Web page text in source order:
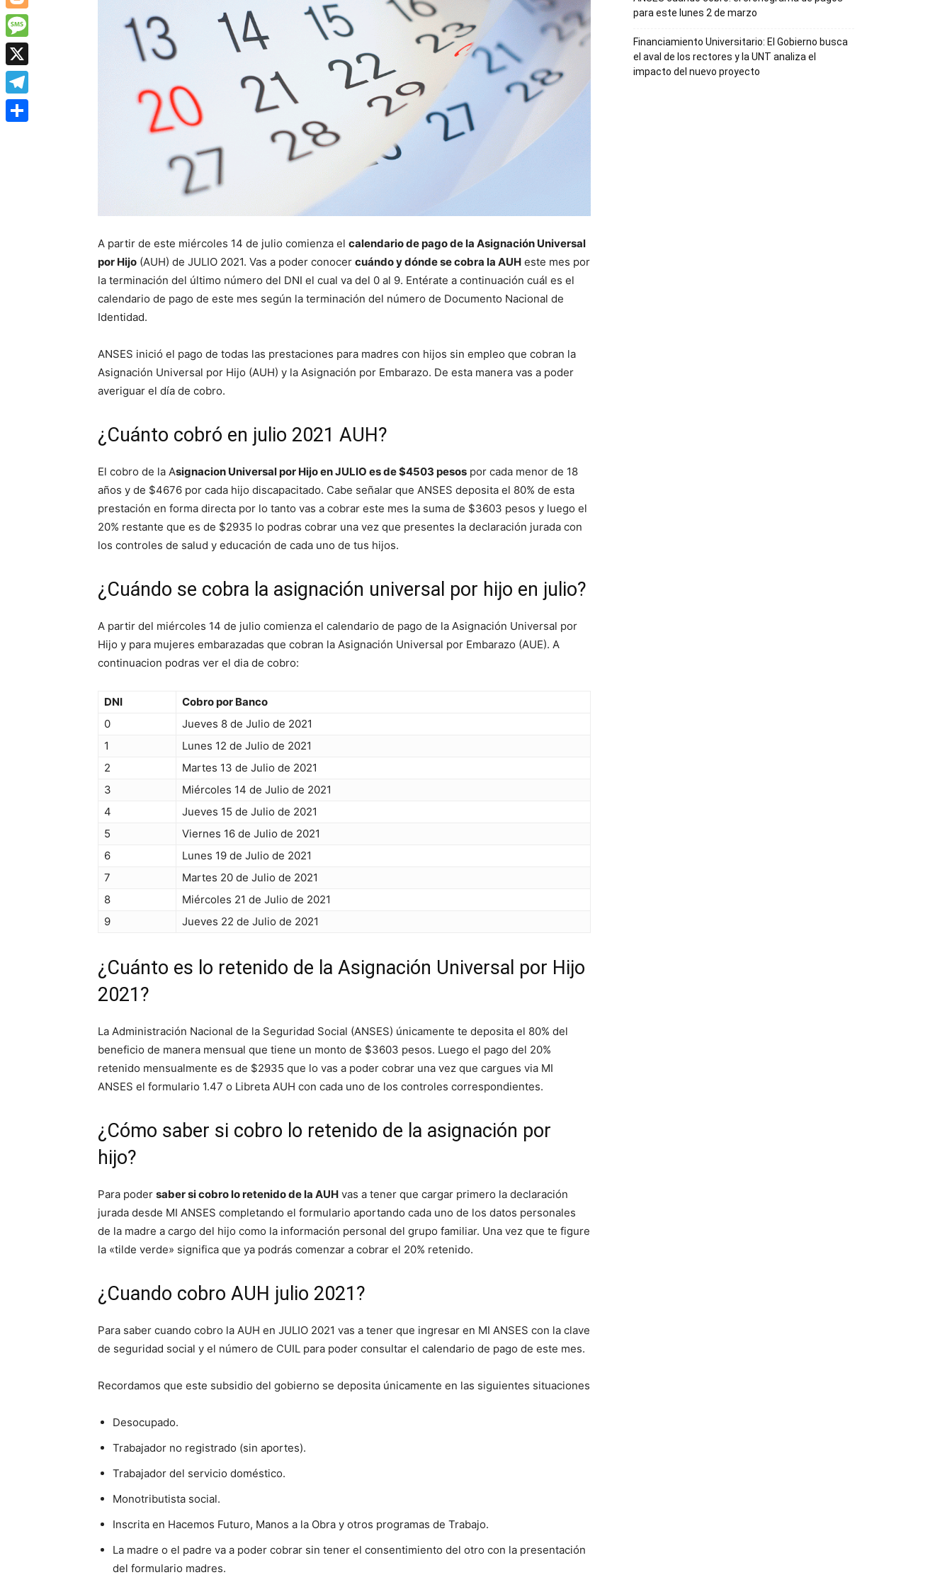
A partir de este miércoles 14 de julio comienza el calendario de pago de la Asignación Universal
por Hijo (AUH) de JULIO 2021. Vas a poder conocer cuándo y dónde se cobra la AUH este mes por
la terminación del último número del DNI el cual va del 0 al 9. Entérate a continuación cuál es el
calendario de pago de este mes según la terminación del número de Documento Nacional de
Identidad.
ANSES inició el pago de todas las prestaciones para madres con hijos sin empleo que cobran la
Asignación Universal por Hijo (AUH) y la Asignación por Embarazo. De esta manera vas a poder
averiguar el día de cobro.
¿Cuánto cobró en julio 2021 AUH?
El cobro de la Asignacion Universal por Hijo en JULIO es de $4503 pesos por cada menor de 18
años y de $4676 por cada hijo discapacitado. Cabe señalar que ANSES deposita el 80% de esta
prestación en forma directa por lo tanto vas a cobrar este mes la suma de $3603 pesos y luego el
20% restante que es de $2935 lo podras cobrar una vez que presentes la declaración jurada con
los controles de salud y educación de cada uno de tus hijos.
¿Cuándo se cobra la asignación universal por hijo en julio?
A partir del miércoles 14 de julio comienza el calendario de pago de la Asignación Universal por
Hijo y para mujeres embarazadas que cobran la Asignación Universal por Embarazo (AUE). A
continuacion podras ver el dia de cobro:
DNI
Cobro por Banco
0
Jueves 8 de Julio de 2021
1
Lunes 12 de Julio de 2021
2
Martes 13 de Julio de 2021
3
Miércoles 14 de Julio de 2021
4
Jueves 15 de Julio de 2021
5
Viernes 16 de Julio de 2021
6
Lunes 19 de Julio de 2021
7
Martes 20 de Julio de 2021
8
Miércoles 21 de Julio de 2021
9
Jueves 22 de Julio de 2021
¿Cuánto es lo retenido de la Asignación Universal por Hijo
2021?
La Administración Nacional de la Seguridad Social (ANSES) únicamente te deposita el 80% del
beneficio de manera mensual que tiene un monto de $3603 pesos. Luego el pago del 20%
retenido mensualmente es de $2935 que lo vas a poder cobrar una vez que cargues via MI
ANSES el formulario 1.47 o Libreta AUH con cada uno de los controles correspondientes.
¿Cómo saber si cobro lo retenido de la asignación por
hijo?
Para poder saber si cobro lo retenido de la AUH vas a tener que cargar primero la declaración
jurada desde MI ANSES completando el formulario aportando cada uno de los datos personales
de la madre a cargo del hijo como la información personal del grupo familiar. Una vez que te figure
la «tilde verde» significa que ya podrás comenzar a cobrar el 20% retenido.
¿Cuando cobro AUH julio 2021?
Para saber cuando cobro la AUH en JULIO 2021 vas a tener que ingresar en MI ANSES con la clave
de seguridad social y el número de CUIL para poder consultar el calendario de pago de este mes.
Recordamos que este subsidio del gobierno se deposita únicamente en las siguientes situaciones
Desocupado.
Trabajador no registrado (sin aportes).
Trabajador del servicio doméstico.
Monotributista social.
Inscrita en Hacemos Futuro, Manos a la Obra y otros programas de Trabajo.
La madre o el padre va a poder cobrar sin tener el consentimiento del otro con la presentación
del formulario madres.
para este lunes 2 de marzo
Financiamiento Universitario: El Gobierno busca
el aval de los rectores y la UNT analiza el
impacto del nuevo proyecto
Blogger
Message
X
Telegram